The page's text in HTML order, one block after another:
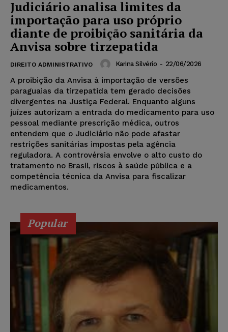
Judiciário analisa limites da
importação para uso próprio
diante de proibição sanitária da
Anvisa sobre tirzepatida
DIREITO ADMINISTRATIVO Karina Silvério - 22/06/2026
A proibição da Anvisa à importação de versões
paraguaias da tirzepatida tem gerado decisões
divergentes na Justiça Federal. Enquanto alguns
juízes autorizam a entrada do medicamento para uso
pessoal mediante prescrição médica, outros
entendem que o Judiciário não pode afastar
restrições sanitárias impostas pela agência
reguladora. A controvérsia envolve o alto custo do
tratamento no Brasil, riscos à saúde pública e a
competência técnica da Anvisa para fiscalizar
medicamentos.
Popular